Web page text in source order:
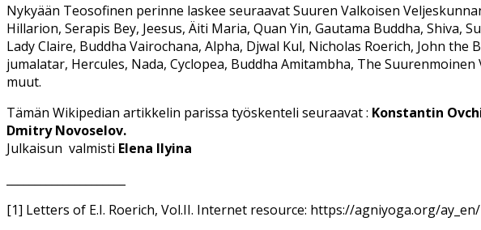
Nykyään Teosofinen perinne laskee seuraavat Suuren Valkoisen
Hillarion, Serapis Bey, Jeesus, Äiti Maria, Quan Yin, Gautama Buddha,
Lady Claire, Buddha Vairochana, Alpha, Djwal Kul, Nicholas Roerich, John
jumalatar, Hercules, Nada, Cyclopea, Buddha Amitambha, The
muut.
Tämän Wikipedian artikkelin parissa työskenteli seuraavat : Konstantin
Dmitry Novoselov.
Julkaisun valmisti Elena Ilyina
[1] Letters of E.I. Roerich, Vol.II. Internet resource: https://agniyoga.org/